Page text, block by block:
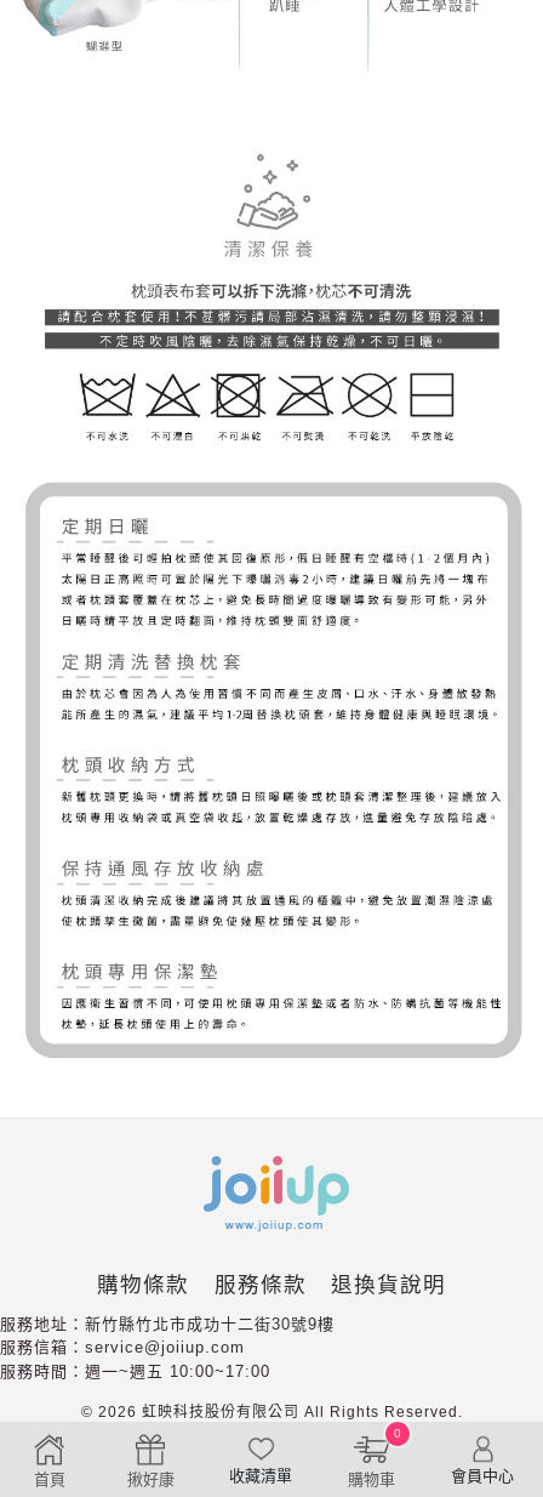
購物條款 服務條款 退換貨說明
服務地址： 新竹縣竹北市成功十二街30號9樓
服務信箱： service@joiiup.com
服務時間：週一~週五 10:00~17:00
© 2026 虹映科技股份有限公司 All Rights Reserved.
首頁 揪好康 收藏清單
0
購物車 會員中心